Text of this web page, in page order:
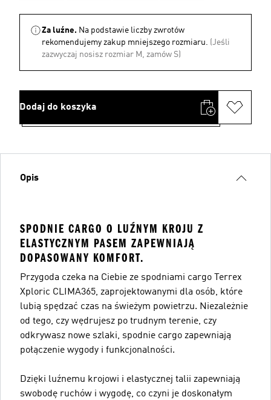
Za luźne. Na podstawie liczby zwrotów
rekomendujemy zakup mniejszego rozmiaru. (Jeśli
zazwyczaj nosisz rozmiar M, zamów S)
Dodaj do koszyka
Opis
SPODNIE CARGO O LUŹNYM KROJU Z
ELASTYCZNYM PASEM ZAPEWNIAJĄ
DOPASOWANY KOMFORT.
Przygoda czeka na Ciebie ze spodniami cargo Terrex
Xploric CLIMA365, zaprojektowanymi dla osób, które
lubią spędzać czas na świeżym powietrzu. Niezależnie
od tego, czy wędrujesz po trudnym terenie, czy
odkrywasz nowe szlaki, spodnie cargo zapewniają
połączenie wygody i funkcjonalności.
Dzięki luźnemu krojowi i elastycznej talii zapewniają
swobodę ruchów i wygodę, co czyni je doskonałym